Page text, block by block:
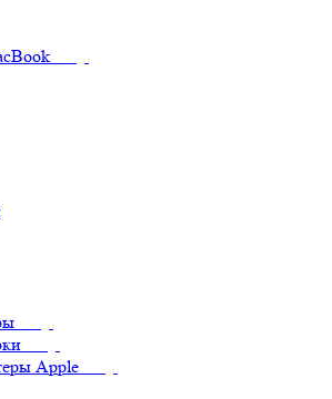
Apple